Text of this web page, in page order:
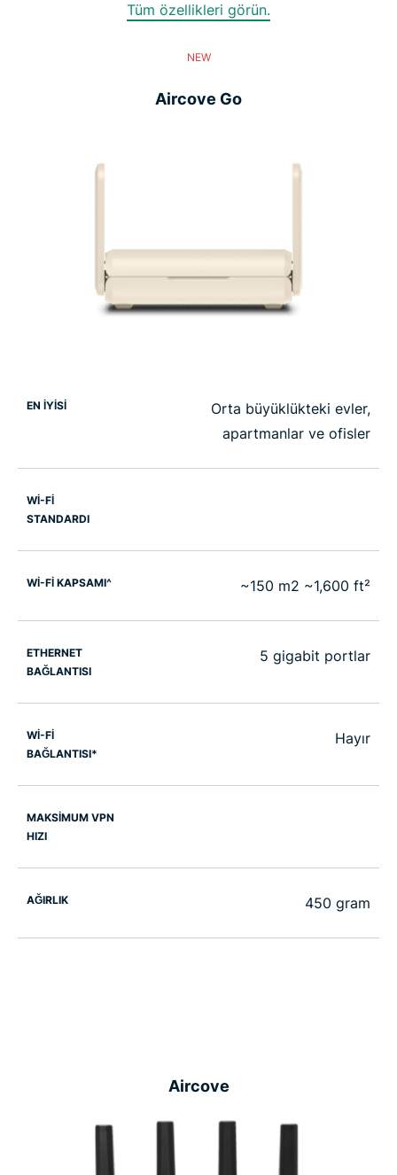
Tüm özellikleri görün.
NEW
Aircove Go
EN İYİSİ
Orta büyüklükteki evler,
apartmanlar ve ofisler
WI-FI
STANDARDI
Wİ-Fİ KAPSAMI^ ~150 m2 ~1,600 ft²
ETHERNET
BAĞLANTISI
5 gigabit portlar
Wİ-Fİ
BAĞLANTISI*
Hayır
MAKSİMUM VPN
HIZI
AĞIRLIK 450 gram
Aircove